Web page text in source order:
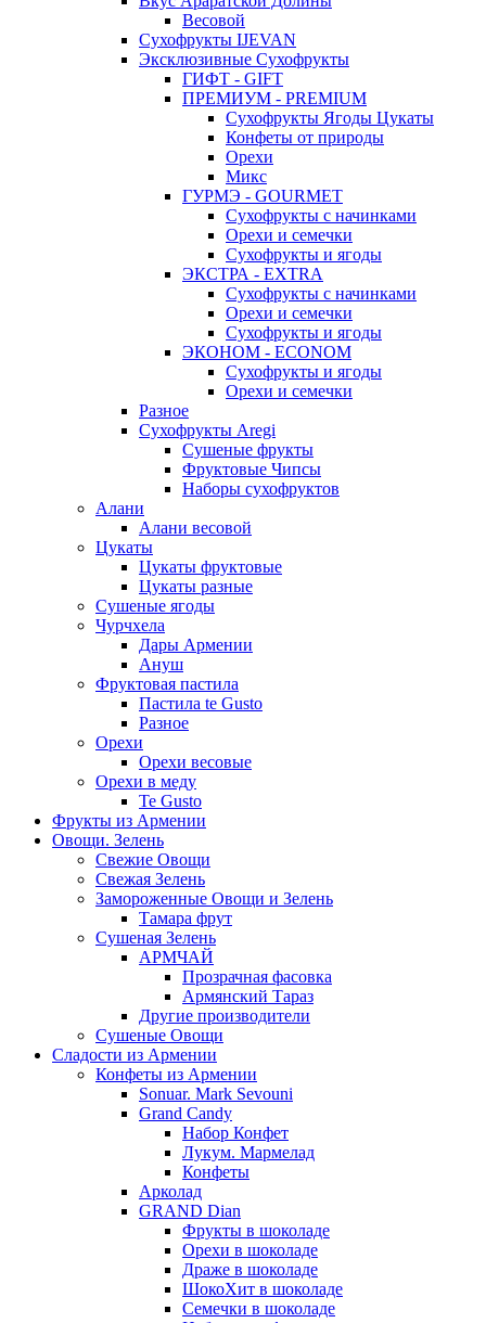
Весовой
Сухофрукты IJEVAN
Эксклюзивные Сухофрукты
ГИФТ - GIFT
ПРЕМИУМ - PREMIUM
Сухофрукты Ягоды Цукаты
Конфеты от природы
Орехи
Микс
ГУРМЭ - GOURMET
Сухофрукты с начинками
Орехи и семечки
Сухофрукты и ягоды
ЭКСТРА - EXTRA
Сухофрукты с начинками
Орехи и семечки
Сухофрукты и ягоды
ЭКОНОМ - ECONOM
Сухофрукты и ягоды
Орехи и семечки
Разное
Сухофрукты Aregi
Сушеные фрукты
Фруктовые Чипсы
Наборы сухофруктов
Алани
Алани весовой
Цукаты
Цукаты фруктовые
Цукаты разные
Сушеные ягоды
Чурчхела
Дары Армении
Ануш
Фруктовая пастила
Пастила te Gusto
Разное
Орехи
Орехи весовые
Орехи в меду
Te Gusto
Фрукты из Армении
Овощи. Зелень
Свежие Овощи
Свежая Зелень
Замороженные Овощи и Зелень
Тамара фрут
Сушеная Зелень
АРМЧАЙ
Прозрачная фасовка
Армянский Тараз
Другие производители
Сушеные Овощи
Сладости из Армении
Конфеты из Армении
Sonuar. Mark Sevouni
Grand Candy
Набор Конфет
Лукум. Мармелад
Конфеты
Арколад
GRAND Dian
Фрукты в шоколаде
Орехи в шоколаде
Драже в шоколаде
ШокоХит в шоколаде
Семечки в шоколаде